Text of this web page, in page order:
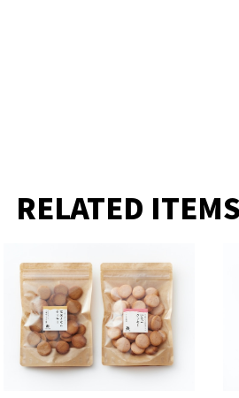
RELATED ITEMS